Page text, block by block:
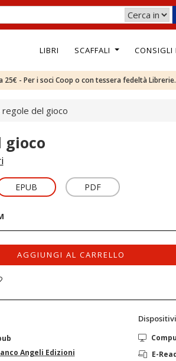
LIBRI SCAFFALI CONSIGLI
- Per i soci Coop o con tessera fedeltà
regole del gioco
gioco
EPUB PDF
AGGIUNGI AL CARRELLO
Angeli Edizioni
E-